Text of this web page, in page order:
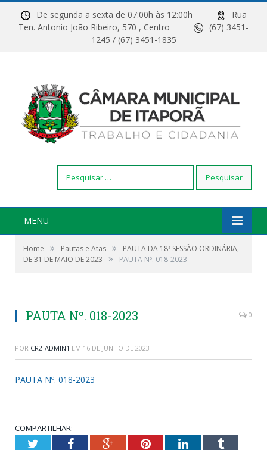
De segunda a sexta de 07:00h às 12:00h
Rua
Ten. Antonio João Ribeiro, 570 , Centro
(67) 3451-
1245 / (67) 3451-1835
por:
MENU
Home » Pautas e Atas »
PAUTA DA 18ª SESSÃO ORDINÁRIA,
DE 31 DE MAIO DE 2023
» PAUTA Nº. 018-2023
PAUTA Nº. 018-2023 0
POR CR2-ADMIN1 EM 16 DE JUNHO DE 2023
PAUTA Nº. 018-2023
COMPARTILHAR:
TwitterFacebookGoogle+PinterestLinkedInTumblr